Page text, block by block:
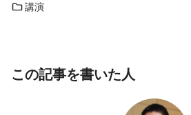
講演
この記事を書いた人